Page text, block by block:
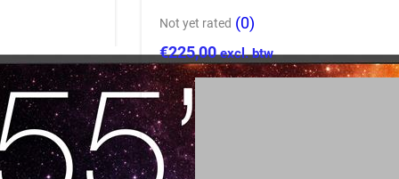
Not yet rated (0)
€225,00 excl. btw